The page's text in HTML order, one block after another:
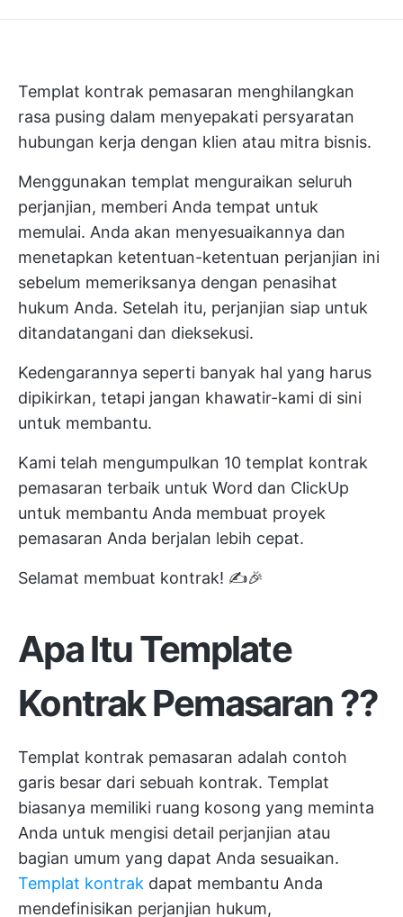
Templat kontrak pemasaran menghilangkan
rasa pusing dalam menyepakati persyaratan
hubungan kerja dengan klien atau mitra bisnis.
Menggunakan templat menguraikan seluruh
perjanjian, memberi Anda tempat untuk
memulai. Anda akan menyesuaikannya dan
menetapkan ketentuan-ketentuan perjanjian ini
sebelum memeriksanya dengan penasihat
hukum Anda. Setelah itu, perjanjian siap untuk
ditandatangani dan dieksekusi.
Kedengarannya seperti banyak hal yang harus
dipikirkan, tetapi jangan khawatir-kami di sini
untuk membantu.
Kami telah mengumpulkan 10 templat kontrak
pemasaran terbaik untuk Word dan ClickUp
untuk membantu Anda membuat proyek
pemasaran Anda berjalan lebih cepat.
Selamat membuat kontrak! ✍️🎉
Apa ItuTemplate
Kontrak Pemasaran??
Templat kontrak pemasaran adalah contoh
garis besar dari sebuah kontrak. Templat
biasanya memiliki ruang kosong yang meminta
Anda untuk mengisi detail perjanjian atau
bagian umum yang dapat Anda sesuaikan.
Templat kontrak dapat membantu Anda
mendefinisikan perjanjian hukum,